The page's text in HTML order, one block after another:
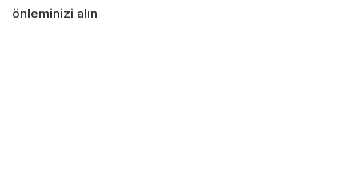
önleminizi alın